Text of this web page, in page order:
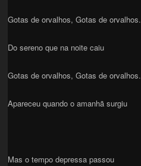
Gotas de orvalhos, Gotas de orvalhos.
Do sereno que na noite caiu
Gotas de orvalhos, Gotas de orvalhos.
Apareceu quando o amanhã surgiu
Mas o tempo depressa passou